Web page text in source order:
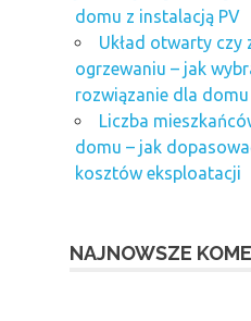
domu z instalacją PV
Układ otwarty czy
ogrzewaniu – jak
rozwiązanie dla domu
Liczba
domu – jak
kosztów eksploatacji
NAJNOWSZE